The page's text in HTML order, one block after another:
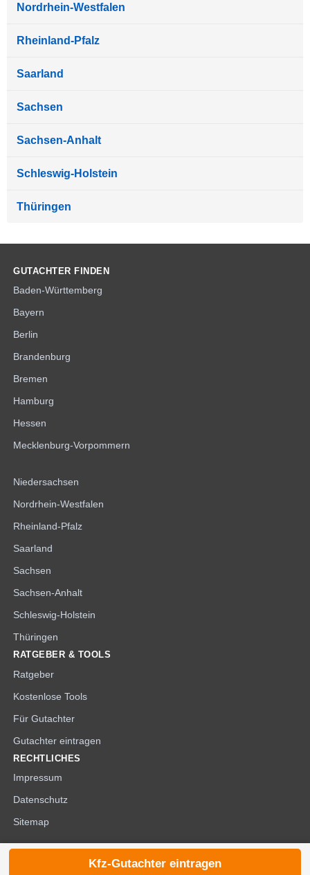
Nordrhein-Westfalen
Rheinland-Pfalz
Saarland
Sachsen
Sachsen-Anhalt
Schleswig-Holstein
Thüringen
GUTACHTER FINDEN
Baden-Württemberg
Bayern
Berlin
Brandenburg
Bremen
Hamburg
Hessen
Mecklenburg-Vorpommern
Niedersachsen
Nordrhein-Westfalen
Rheinland-Pfalz
Saarland
Sachsen
Sachsen-Anhalt
Schleswig-Holstein
Thüringen
RATGEBER & TOOLS
Ratgeber
Kostenlose Tools
Für Gutachter
Gutachter eintragen
RECHTLICHES
Impressum
Datenschutz
Sitemap
© 2026 die-kfzgutachter.de
Kfz-Gutachter eintragen